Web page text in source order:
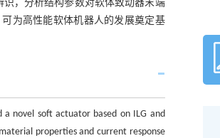
，分析结构参数对软体致动器末端
为高性能软体机器人的发展奠定基
novel soft actuator based on ILG and
properties and current response